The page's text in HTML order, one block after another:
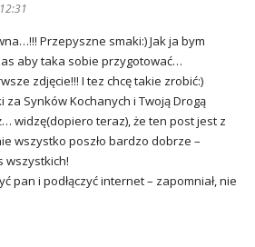
Przepyszne smaki:) Jak ja bym
aby taka sobie przygotować…
zdjęcie!!! I tez chcę takie zrobić:)
za Synków Kochanych i Twoją Drogą
widzę(dopiero teraz), że ten post jest z
wszystko poszło bardzo dobrze –
wszystkich!
pan i podłączyć internet – zapomniał, nie